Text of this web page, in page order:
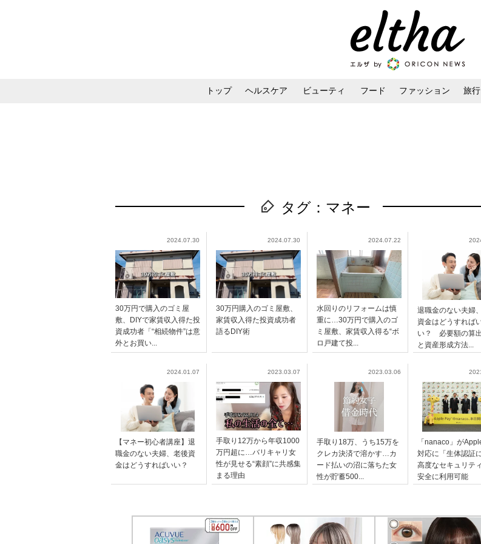
トップ ヘルスケア ビューティ フード ファッション 旅
タグ：マネー
2024.07.30
30万円で購入のゴミ屋
敷、DIYで家賃収入得た投
資成功者「“相続物件”は意
外とお買い...
2024.07.30
30万円購入のゴミ屋敷、
家賃収入得た投資成功者
語るDIY術
2024.07.22
水回りのリフォームは慎
重に…30万円で購入のゴ
ミ屋敷、家賃収入得る“ボ
ロ戸建て投...
退職金のない夫婦
資金はどうすれば
い？ 必要額の算
と資産形成方法...
2024.01.07
【マネー初心者講座】退
職金のない夫婦、老後資
金はどうすればいい？
2023.03.07
手取り12万から年収1000
万円超に…バリキャリ女
性が見せる“素顔”に共感集
まる理由
2023.03.06
手取り18万、うち15万を
クレカ決済で溶かす…カ
ード払いの沼に落ちた女
性が貯蓄500...
「nanaco」が
対応に「生体認証
高度なセキュリテ
安全に利用可能